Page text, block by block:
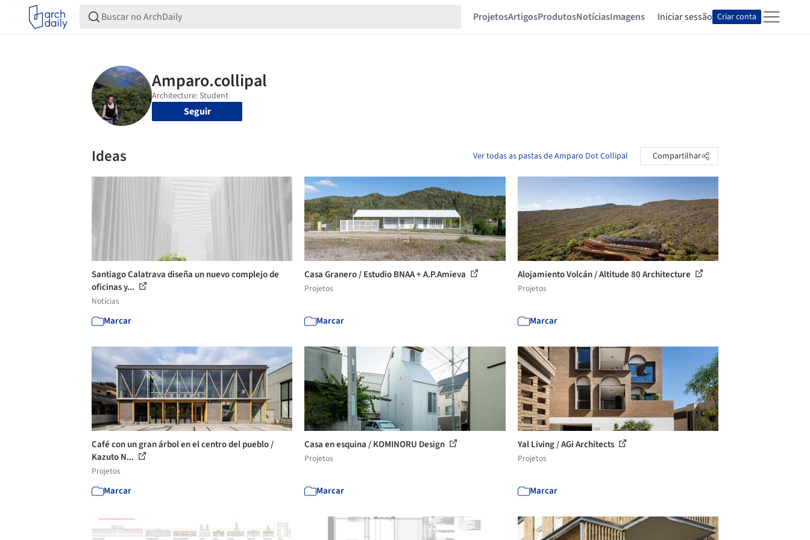
ProjetosArtigosProdutosNotíciasImagens Iniciar sessão Criar conta
Seguir
Ideas Ver todas as pastas de Amparo Dot Collipal Compartilhar
Santiago Calatrava diseña un nuevo complejo de
oficinas y...
Notícias
Marcar
Casa Granero / Estudio BNAA + A.P.Amieva
Projetos
Marcar
Alojamiento Volcán / Altitude 80 Architecture
Projetos
Marcar
Café con un gran árbol en el centro del pueblo /
Kazuto N...
Projetos
Marcar
Casa en esquina / KOMINORU Design
Projetos
Marcar
Yal Living / AGi Architects
Projetos
Marcar